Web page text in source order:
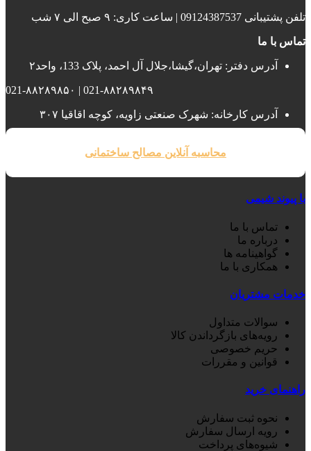
تلفن پشتیبانی 09124387537 | ساعت کاری: ۹ صبح الی ۷ شب
تماس با ما
آدرس دفتر: تهران،گیشا،جلال آل احمد، پلاک 133، واحد۲
021-۸۸۲۸۹۸۴۹ | 021-۸۸۲۸۹۸۵۰
آدرس کارخانه: شهرک صنعتی زاویه، کوچه اقاقیا ۳۰۷
محاسبه آنلاین مصالح ساختمانی
با پیوند شیمی
تماس با ما
درباره ما
گواهینامه ها
همکاری با ما
خدمات مشتریان
سوالات متداول
رویه‌های بازگرداندن کالا
حریم خصوصی
قوانین و مقررات
راهنمای خرید
نحوه ثبت سفارش
رویه ارسال سفارش
شیوه‌های پرداخت